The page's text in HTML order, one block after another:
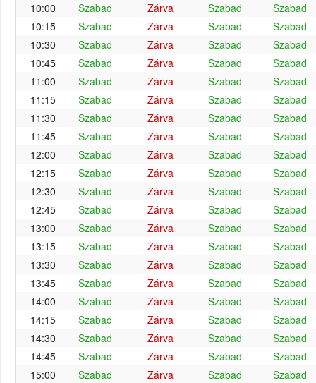
10:00
Szabad Zárva Szabad
Szabad
10:15
Szabad Zárva Szabad
Szabad
10:30
Szabad Zárva Szabad
Szabad
10:45
Szabad Zárva Szabad
Szabad
11:00
Szabad Zárva Szabad
Szabad
11:15
Szabad Zárva Szabad
Szabad
11:30
Szabad Zárva Szabad
Szabad
11:45
Szabad Zárva Szabad
Szabad
12:00
Szabad Zárva Szabad
Szabad
12:15
Szabad Zárva Szabad
Szabad
12:30
Szabad Zárva Szabad
Szabad
12:45
Szabad Zárva Szabad
Szabad
13:00
Szabad Zárva Szabad
Szabad
13:15
Szabad Zárva Szabad
Szabad
13:30
Szabad Zárva Szabad
Szabad
13:45
Szabad Zárva Szabad
Szabad
14:00
Szabad Zárva Szabad
Szabad
14:15
Szabad Zárva Szabad
Szabad
14:30
Szabad Zárva Szabad
Szabad
14:45
Szabad Zárva Szabad
Szabad
15:00
Szabad Zárva Szabad
Szabad